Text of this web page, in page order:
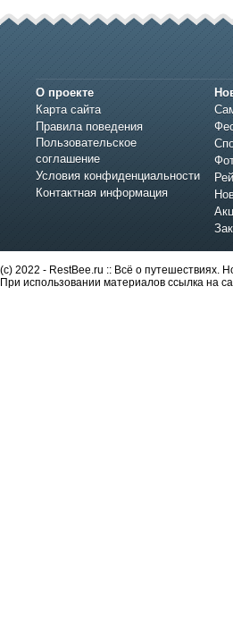
О проекте
Карта сайта
Правила поведения
Пользовательское
соглашение
Условия конфиденциальности
Контактная информация
(c) 2022 - RestBee.ru :: Всё о путешествиях.
При использовании материалов ссылка на